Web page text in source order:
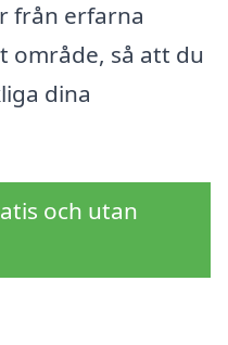
från erfarna
område, så att du
dina
och utan